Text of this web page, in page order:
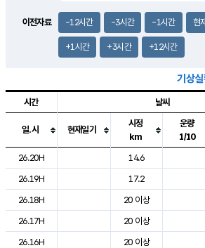
이전자료 -12시간 -3시간 -1시간 현
+1시간 +3시간 +12시간
기상
도시별 기상실황표로 지점, 날씨, 기온, 강수,
시간 날씨
일.시 현재일기
시정
km
운량
1/10
26.20H
14.6
26.19H
17.2
26.18H
20 이상
26.17H
20 이상
26.16H
20 이상